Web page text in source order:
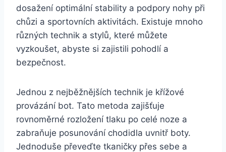
dosažení optimální stability a podpory nohy při
chůzi a sportovních aktivitách. Existuje mnoho
různých technik a stylů, které můžete
vyzkoušet, abyste si zajistili pohodlí a
bezpečnost.
Jednou z⁢ nejběžnějších technik ‌je křížové
provázání bot. Tato metoda zajišťuje
rovnoměrné rozložení tlaku po celé noze a
zabraňuje posunování ⁣chodidla ⁢uvnitř boty.
⁢Jednoduše převeďte tkaničky přes sebe a